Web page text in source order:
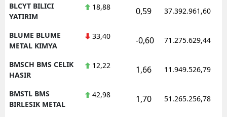
BLCYT BILICI
YATIRIM
18,88 0,59 37.392.961,60
BLUME BLUME
METAL KIMYA
33,40 -0,60 71.275.629,44
BMSCH BMS CELIK
HASIR
12,22 1,66 11.949.526,79
BMSTL BMS
BIRLESIK METAL
42,98 1,70 51.265.256,78